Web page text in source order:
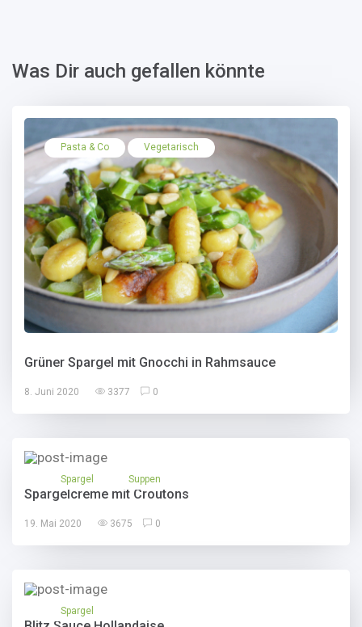
Was Dir auch gefallen könnte
Pasta & Co Vegetarisch
Grüner Spargel mit Gnocchi in Rahmsauce
8. Juni 2020 3377 0
Spargel Suppen
Spargelcreme mit Croutons
19. Mai 2020 3675 0
Spargel